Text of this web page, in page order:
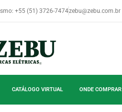
+55 (51) 3726-7474zebu@zebu.com.br
CATÁLOGO VIRTUAL ONDE COMPRAR